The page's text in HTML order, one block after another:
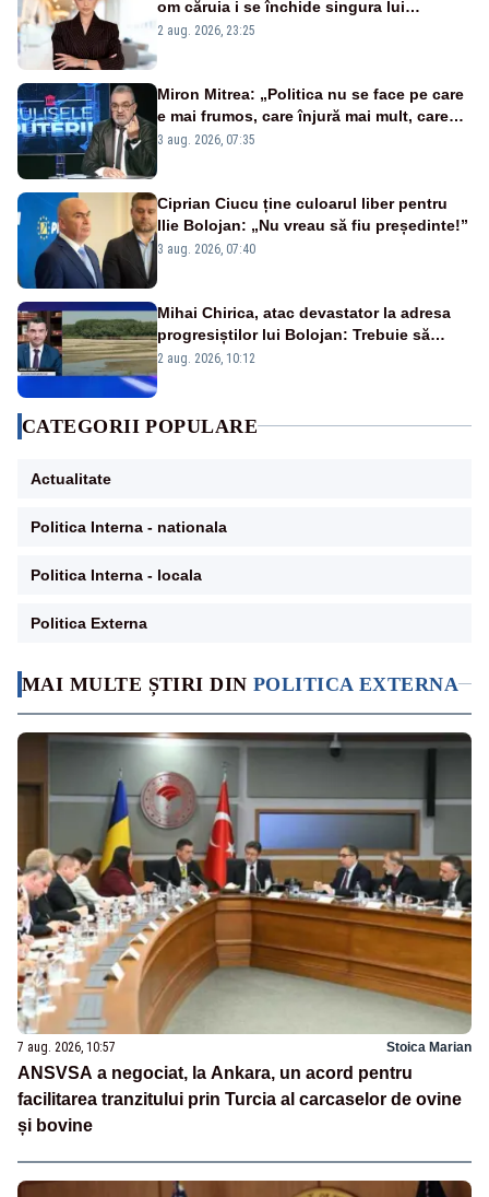
MAI MULTE ȘTIRI DIN POLITICA EXTERNA
7 aug. 2026, 10:57 Stoica Marian
ANSVSA a negociat, la Ankara, un acord pentru
facilitarea tranzitului prin Turcia al carcaselor de ovine
și bovine
om căruia i se închide singura lui
portiță?”
2 aug. 2026, 23:25
Miron Mitrea: „Politica nu se face pe care
e mai frumos, care înjură mai mult, care
țipă mai tare, ci pe proiecte”
3 aug. 2026, 07:35
Ciprian Ciucu ține culoarul liber pentru
Ilie Bolojan: „Nu vreau să fiu președinte!”
3 aug. 2026, 07:40
Mihai Chirica, atac devastator la adresa
progresiștilor lui Bolojan: Trebuie să
protejăm și natura, dar nu șținem omaneii
2 aug. 2026, 10:12
CATEGORII POPULARE
Actualitate
Politica Interna - nationala
Politica Interna - locala
Politica Externa